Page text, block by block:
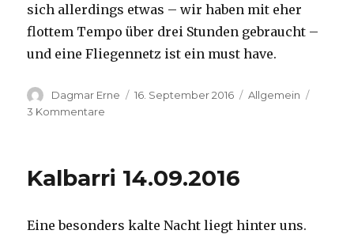
sich allerdings etwas – wir haben mit eher
flottem Tempo über drei Stunden gebraucht –
und eine Fliegennetz ist ein must have.
Autor
Dagmar Erne
Veröffentlicht
16. September 2016 Kategorien
Allgemein
3 Kommentare
Kalbarri 14.09.2016
Eine besonders kalte Nacht liegt hinter uns.